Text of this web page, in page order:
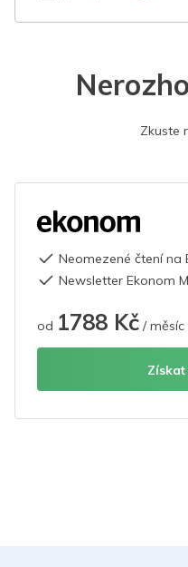
Zkuste
Neomezené čtení na
Newsletter Ekonom
od 1788 Kč / měsíc